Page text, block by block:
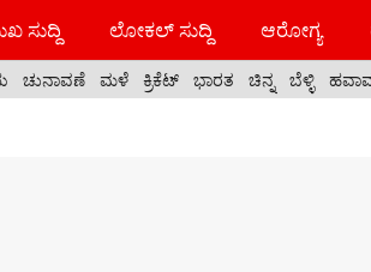
ಸುದ್ದಿ ಲೋಕಲ್ ಸುದ್ದಿ ಆರೋಗ್ಯ
ಚುನಾವಣೆ ಮಳೆ ಕ್ರಿಕೆಟ್ ಭಾರತ ಚಿನ್ನ ಬೆಳ್ಳಿ